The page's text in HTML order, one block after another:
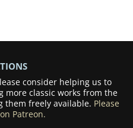
consider helping us to
more classic works from the
them freely available. Please
Patreon.